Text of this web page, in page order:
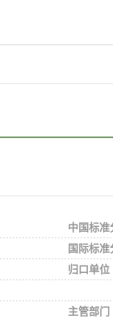
中国标准
国际标准
归口单位
主管部门